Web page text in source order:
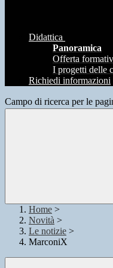
Didattica
Panoramica
Offerta
I progetti delle
Richiedi informazioni
Campo di ricerca per le
Home >
Novità >
Le notizie >
MarconiX